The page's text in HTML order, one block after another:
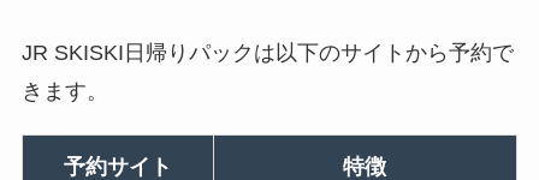
JR SKISKI日帰りパックは以下のサイトから予約で
きます。
予約サイト 特徴